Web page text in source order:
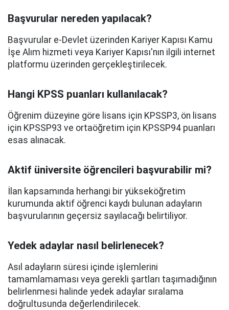
Başvurular nereden yapılacak?
Başvurular e-Devlet üzerinden Kariyer Kapısı Kamu
İşe Alım hizmeti veya Kariyer Kapısı'nın ilgili internet
platformu üzerinden gerçekleştirilecek.
Hangi KPSS puanları kullanılacak?
Öğrenim düzeyine göre lisans için KPSSP3, ön lisans
için KPSSP93 ve ortaöğretim için KPSSP94 puanları
esas alınacak.
Aktif üniversite öğrencileri başvurabilir mi?
İlan kapsamında herhangi bir yükseköğretim
kurumunda aktif öğrenci kaydı bulunan adayların
başvurularının geçersiz sayılacağı belirtiliyor.
Yedek adaylar nasıl belirlenecek?
Asıl adayların süresi içinde işlemlerini
tamamlamaması veya gerekli şartları taşımadığının
belirlenmesi halinde yedek adaylar sıralama
doğrultusunda değerlendirilecek.